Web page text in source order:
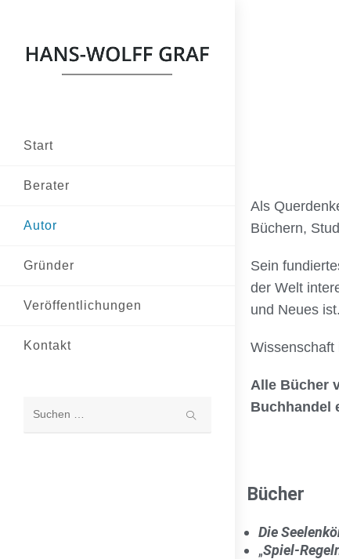
Start
Berater
Autor
Gründer
Veröffentlichungen
Kontakt
Diese
Als
Büchern,
Sein
der Welt
und Neues ist.
Wissenschaft
Alle Bücher
Buchhandel
Bücher
Die
„Spiel-